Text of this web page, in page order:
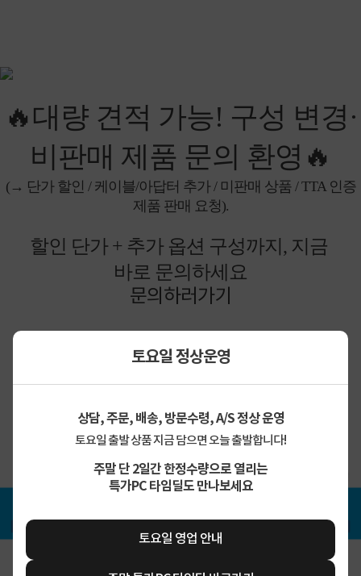
토요일 정상운영
상담, 주문, 배송, 방문수령, A/S 정상 운영
토요일 출발 상품 지금 담으면 오늘 출발합니다!
주말 단 2일간 한정수량으로 열리는
특가PC 타임딜도 만나보세요
토요일 영업 안내
🔥대량 견적 가능! 구성 변경·
비판매 제품 문의 환영🔥
(→ 단가 할인 / 케이블/아답터 추가 / 미판매 상품 / TTA 인증
제품 판매 요청).
할인 단가 + 추가 옵션 구성까지, 지금
바로 문의하세요
문의하러가기